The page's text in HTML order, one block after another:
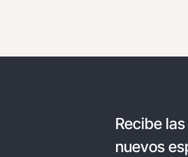
Recibe
nuevos